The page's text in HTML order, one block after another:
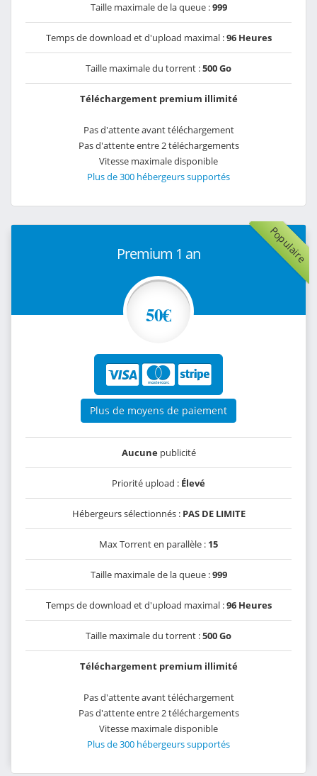
Taille maximale de la queue :999
Temps de download et d'upload maximal :96 Heures
Taille maximale du torrent :500 Go
Téléchargement premium illimité
Pas d'attente avant téléchargement
Pas d'attente entre 2 téléchargements
Vitesse maximale disponible
Plus de 300 hébergeurs supportés
Populaire
Premium 1 an
50€
Plus de moyens de paiement
Aucunepublicité
Priorité upload : Élevé
Hébergeurs sélectionnés : PAS DE LIMITE
Max Torrent en parallèle : 15
Taille maximale de la queue :999
Temps de download et d'upload maximal :96 Heures
Taille maximale du torrent :500 Go
Téléchargement premium illimité
Pas d'attente avant téléchargement
Pas d'attente entre 2 téléchargements
Vitesse maximale disponible
Plus de 300 hébergeurs supportés